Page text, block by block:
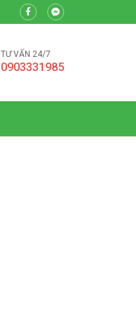
TƯ VẤN 24/7
0903331985